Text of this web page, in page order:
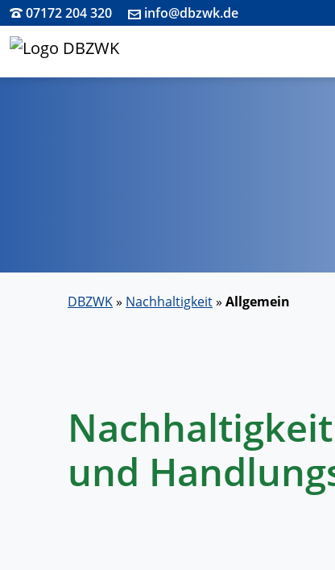
07172 204 320 info@dbzwk.de
DBZWK» Nachhaltigkeit» Allgemein
und